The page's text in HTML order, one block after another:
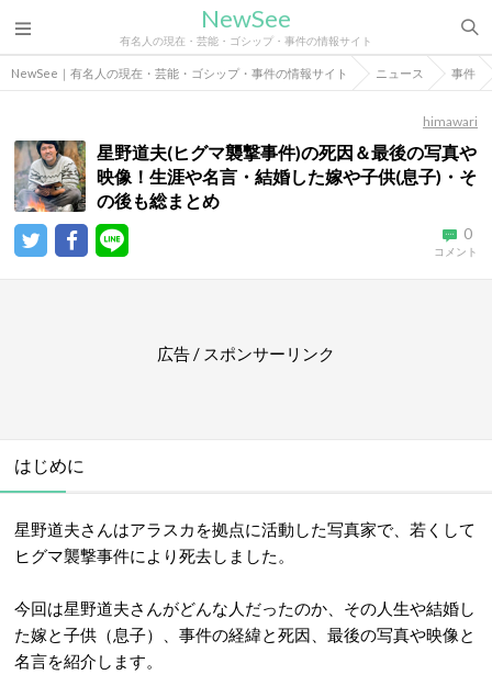
NewSee
有名人の現在・芸能・ゴシップ・事件の情報サイト
NewSee｜有名人の現在・芸能・ゴシップ・事件の情報サイト ニュース 事件
himawari
星野道夫(ヒグマ襲撃事件)の死因＆最後の写真や
映像！生涯や名言・結婚した嫁や子供(息子)・そ
の後も総まとめ
0
コメント
広告 / スポンサーリンク
はじめに
星野道夫さんはアラスカを拠点に活動した写真家で、若くして
ヒグマ襲撃事件により死去しました。
今回は星野道夫さんがどんな人だったのか、その人生や結婚し
た嫁と子供（息子）、事件の経緯と死因、最後の写真や映像と
名言を紹介します。